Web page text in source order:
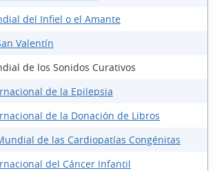
del Infiel o el Amante
Valentín
de los Sonidos Curativos
de la Epilepsia
de la Donación de Libros
de las Cardiopatías Congénitas
del Cáncer Infantil